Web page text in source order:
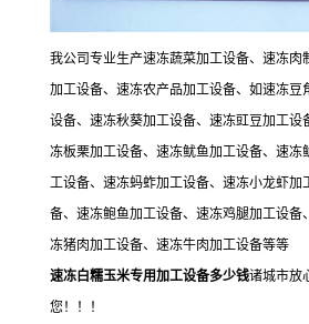
我公司专业生产速冻蔬菜加工设备、速冻肉
加工设备、速冻农产品加工设备、如速冻豆
设备、速冻秋葵加工设备、速冻豇豆加工设
冻板栗加工设备、速冻鱿鱼加工设备、速冻
工设备、速冻蚂蚱加工设备、速冻小龙虾加
备、速冻鲍鱼加工设备、速冻鸡腿加工设备
冻猪肉加工设备、速冻牛肉加工设备等等
速冻白糯玉米专用加工设备多少钱诸城市放
您！！！